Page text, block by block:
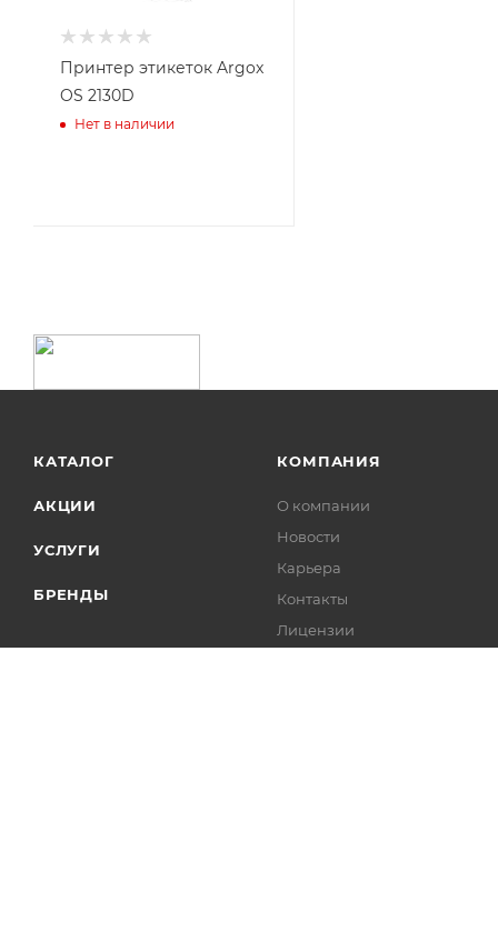
Принтер этикеток Argox
OS 2130D
Нет в наличии
КАТАЛОГ
АКЦИИ
УСЛУГИ
БРЕНДЫ
КОМПАНИЯ
О компании
Новости
Карьера
Контакты
Лицензии